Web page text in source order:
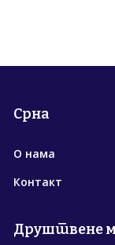
Срна
О нама
Контакт
Друштвене